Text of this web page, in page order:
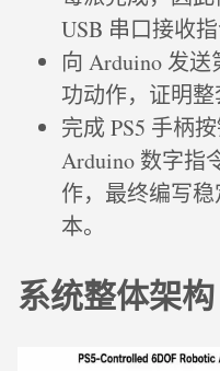
USB 串口接收指
向 Arduino 发
功动作，证明整
完成 PS5 手柄
Arduino 数字指
作，最终编写
本。
系统整体架构